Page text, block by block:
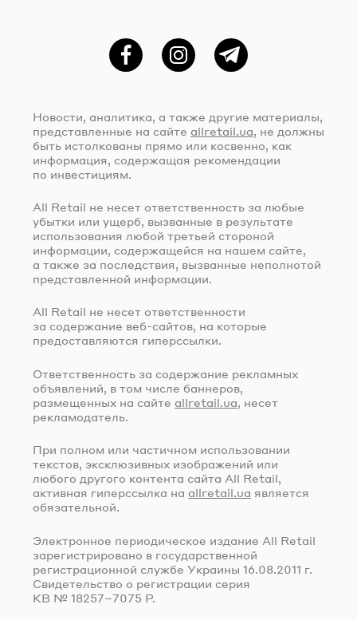
ФейсбукInstagramTelegram
Новости, аналитика, а также другие материалы,
представленные на сайте allretail.ua , не должны
быть истолкованы прямо или косвенно, как
информация, содержащая рекомендации
по инвестициям.
All Retail не несет ответственность за любые
убытки или ущерб, вызванные в результате
использования любой третьей стороной
информации, содержащейся на нашем сайте,
а также за последствия, вызванные неполнотой
представленной информации.
All Retail не несет ответственности
за содержание веб-сайтов, на которые
предоставляются гиперссылки.
Ответственность за содержание рекламных
объявлений, в том числе баннеров,
размещенных на сайте allretail.ua, несет
рекламодатель.
При полном или частичном использовании
текстов, эксклюзивных изображений или
любого другого контента сайта All Retail,
активная гиперссылка на allretail.ua является
обязательной.
Электронное периодическое издание All Retail
зарегистрировано в государственной
регистрационной службе Украины 16.08.2011 г.
Свидетельство о регистрации серия
КВ № 18257–7075 Р.